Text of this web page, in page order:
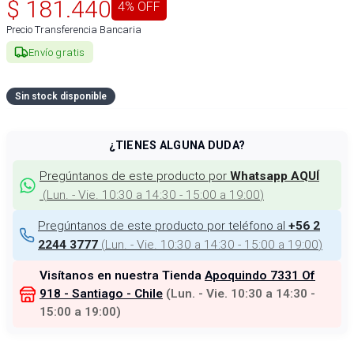
$ 181.440 4% OFF
Precio Transferencia Bancaria
Envío gratis
Sin stock disponible
¿TIENES ALGUNA DUDA?
Pregúntanos de este producto por Whatsapp AQUÍ
(Lun. - Vie. 10:30 a 14:30 - 15:00 a 19:00)
Pregúntanos de este producto por teléfono al +56 2
2244 3777 (Lun. - Vie. 10:30 a 14:30 - 15:00 a 19:00)
Visítanos en nuestra Tienda Apoquindo 7331 Of
918 - Santiago - Chile (Lun. - Vie. 10:30 a 14:30 -
15:00 a 19:00)